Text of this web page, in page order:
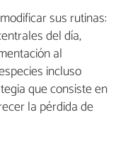
sus rutinas:
del día,
al
incluso
que consiste en
la pérdida de